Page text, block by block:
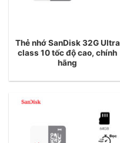
Thẻ nhớ SanDisk 32G Ultra
class 10 tốc độ cao, chính
hãng